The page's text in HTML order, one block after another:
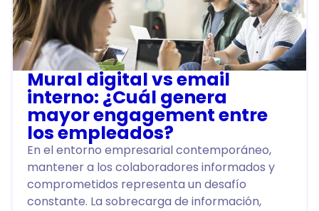
Mural digital vs email
interno: ¿Cuál genera
mayor engagement entre
los empleados?
En el entorno empresarial contemporáneo,
mantener a los colaboradores informados y
comprometidos representa un desafío
constante. La sobrecarga de información,